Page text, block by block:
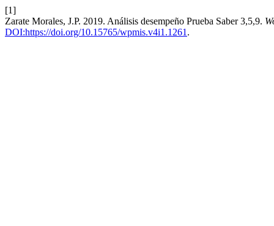
[1]
Zarate Morales, J.P. 2019. Análisis desempeño Prueba Saber 3,5,9.
DOI:https://doi.org/10.15765/wpmis.v4i1.1261 .